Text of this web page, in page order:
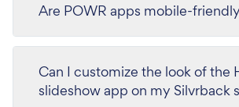
Are POWR apps mobile-
Can I customize the look of the
slideshow app on my Silvrback